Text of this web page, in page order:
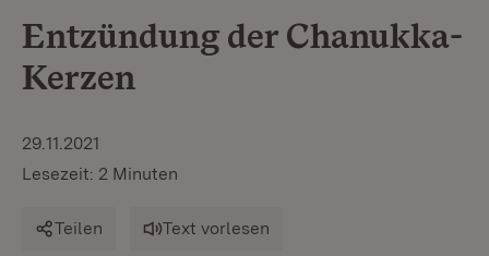
Entzündung der Chanukka-
Kerzen
29.11.2021
Lesezeit: 2 Minuten
Teilen Text vorlesen